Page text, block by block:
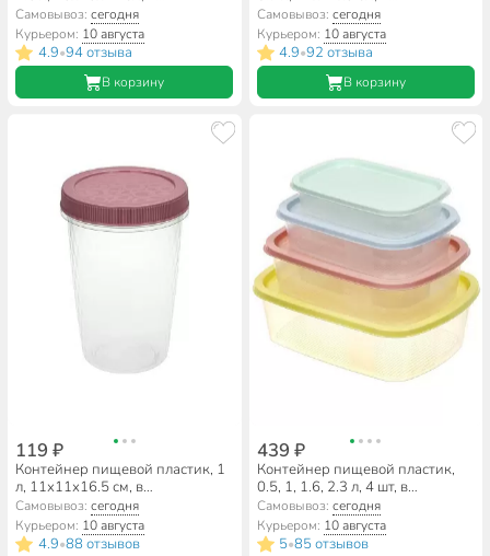
ассортименте, круглый,
Альтернатива, М1166
Самовывоз:сегодня
Курьером: 10 августа
4.9•94 отзыва
В корзину
ассортименте, круглый,
Альтернатива, М1152
Самовывоз: сегодня
Курьером: 10 августа
4.9•92 отзыва
В корзину
119 ₽
Контейнер пищевой пластик, 1
л, 11х11х16.5 см, в
ассортименте, круглый, Idea,
Ролл, М1475
Самовывоз:сегодня
Курьером: 10 августа
4.9•88 отзывов
439 ₽
Контейнер пищевой пластик,
0.5, 1, 1.6, 2.3 л, 4 шт, в
ассортименте, прямоугольный,
Мультипласт, Пастель Умничка,
MPU8232
Самовывоз: сегодня
Курьером: 10 августа
5•85 отзывов